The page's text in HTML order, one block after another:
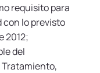
requisito para
lo previsto
2012;
del